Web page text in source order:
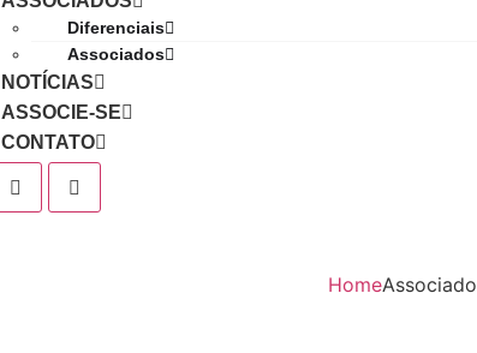
Diferenciais
Associados
NOTÍCIAS
ASSOCIE-SE
CONTATO
HomeAssociado